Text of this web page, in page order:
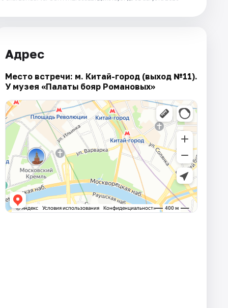
Адрес
Место встречи: м. Китай-город (выход №11).
У музея «Палаты бояр Романовых»